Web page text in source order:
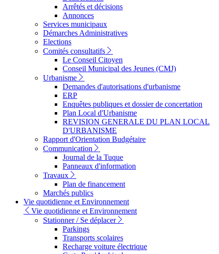
Arrêtés et décisions
Annonces
Services municipaux
Démarches Administratives
Elections
Comités consultatifs
Le Conseil Citoyen
Conseil Municipal des Jeunes (CMJ)
Urbanisme
Demandes d'autorisations d'urbanisme
ERP
Enquêtes publiques et dossier de concertation
Plan Local d'Urbanisme
REVISION GENERALE DU PLAN LOCAL
D'URBANISME
Rapport d'Orientation Budgétaire
Communication
Journal de la Tuque
Panneaux d'information
Travaux
Plan de financement
Marchés publics
Vie quotidienne et Environnement
Vie quotidienne et Environnement
Stationner / Se déplacer
Parkings
Transports scolaires
Recharge voiture électrique